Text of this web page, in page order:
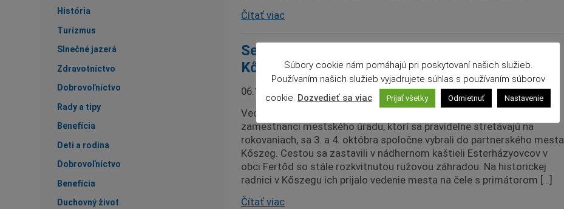
História
Turizmus
Slnečné jazerá
Zdravotníctvo
Dobrovoľníctvo
Rady a tipy
Benefícia
Deti a rodina
Dobrovoľníctvo
Benefícia
Duchovný život
Čítať viac
Senecká delegácia navštívila partnerské mesto
Kőszeg
06.10.2025
Vedenie mesta, poslanci mestského zastupiteľstva a vedúci
zamestnanci mestského úradu, ktorí sa pravidelne stretávajú na
rokovaniach, sa 3. a 4. októbra spoločne vybrali do partnerského mesta
Kőszeg. Cestou sa zastavili v nádhernom kaštieli Esterházyovcov v
obci Fertőd so stále rozkvitnutou ružovou záhradou. Na historickej
radnici v Kőszegu ich prijalo vedenie mesta na čele s primátorom […]
Čítať viac
Súbory cookie nám pomáhajú pri poskytovaní našich služieb.
Používaním našich služieb vyjadrujete súhlas s používaním súborov
cookie. Dozvedieť sa viac. Prijať všetky Odmietnuť Nastavenie